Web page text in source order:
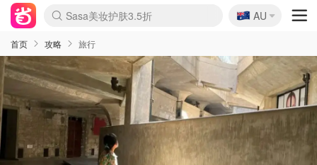
lululemon折扣上新
Sasa美妆护肤3.5折
SSENSE年中2.5折
FreshBeauty好价汇总
Cettire降价+叠9折
WWS Coles超市实拍
viagogo二手票捡漏
Myer超级周末
The Outnet奢牌1折起
David Jones 3折起
Flannels大牌1折
Perfumes Club护肤1折
AMIRO面罩$251
Amazon折扣汇总
eToro入金$200送$50
Amazon数码好物
ICONIC本周7.5折
ThedoubleF高奢地板价
Moose Knuckles 6折
丝芙兰5折起
EUFY摄像头$98
Selenichast首饰2折
Trip机票酒店促销
YSL送5件彩妆礼
Amazon家居好物
Amazon美妆护肤
雅漾大喷$8
过敏原检测盒$33
伊索独家赠50ml沐浴露
科颜氏高保湿面霜$29
SEALIFE海洋馆门票6折
丝塔芙大白罐$16
订阅Newsletter送香薰
Cult Beauty 6.8折
Harrods圣诞日历$525
LN-CC奢牌私促3折
d'Alba空姐喷雾$16
EVE LOM套装£56
Bernardelli独家4折
Adore Beauty 6折起
CT圣诞日历
Mytheresa奢品2.7折
Luxury Escapes 9折
Currentbody美容仪$881
MOON Garden Live
Roborock扫地机$649
Tingo Life水杯$24
Valentino官网5折
CR洗护套装$23
修丽可4件套$159
Myer彩妆2件7折
GANNI官网4.5折
Stylevana韩妆4折
Tessabit高奢8.5折
OGX洗发水$11
Amazon阿德莱德次日达
卡诗8.5折+赠礼
Philips Hue灯具8折
🇦🇺
AU
首页 攻略 旅行